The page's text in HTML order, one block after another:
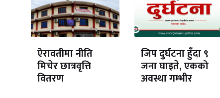
ऐरावतीमा नीति
मिचेर छात्रवृत्ति
वितरण
जिप दुर्घटना हुँदा ९
जना घाइते, एकको
अवस्था गम्भीर